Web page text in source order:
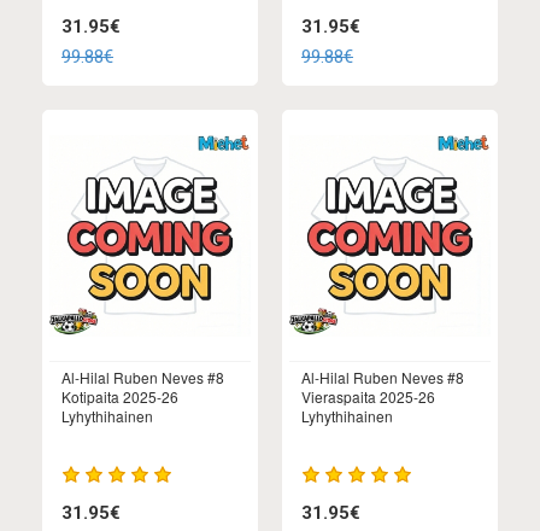
31.95€
99.88€
31.95€
99.88€
Al-Hilal Ruben Neves #8
Kotipaita 2025-26
Lyhythihainen
31.95€
Al-Hilal Ruben Neves #8
Vieraspaita 2025-26
Lyhythihainen
31.95€